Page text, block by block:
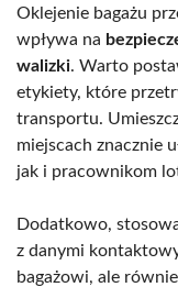
Oklejenie bagażu
wpływa na
walizki. Warto
etykiety, które
transportu.
miejscach znacznie
jak i pracownikom
Dodatkowo,
z danymi
bagażowi, ale